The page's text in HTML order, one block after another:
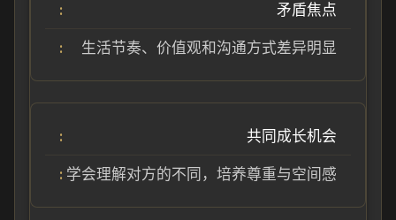
矛盾焦点
生活节奏、价值观和沟通方式差异明显
共同成长机会
学会理解对方的不同，培养尊重与空间感